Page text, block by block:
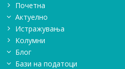
Почетна
Актуелно
Истражувањa
Колумни
Блог
Бази на податоци